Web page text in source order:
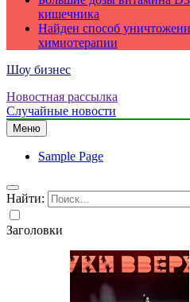
кишечника
Найден способ
химиотерапии
Шоу бизнес
Новостная рассылка
Случайные новости
Меню
Sample Page
Найти:
Заголовки